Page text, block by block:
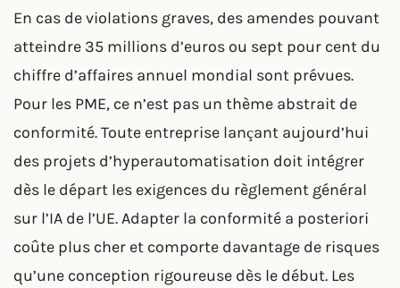
En cas de violations graves, des amendes pouvant
atteindre 35 millions d’euros ou sept pour cent du
chiffre d’affaires annuel mondial sont prévues.
Pour les PME, ce n’est pas un thème abstrait de
conformité. Toute entreprise lançant aujourd’hui
des projets d’hyperautomatisation doit intégrer
dès le départ les exigences du règlement général
sur l’IA de l’UE. Adapter la conformité a posteriori
coûte plus cher et comporte davantage de risques
qu’une conception rigoureuse dès le début. Les